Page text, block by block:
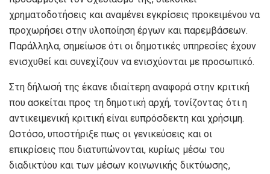
χρηματοδοτήσεις και αναμένει εγκρίσεις προκειμένου να
προχωρήσει στην υλοποίηση έργων και παρεμβάσεων.
Παράλληλα, σημείωσε ότι οι δημοτικές υπηρεσίες έχουν
ενισχυθεί και συνεχίζουν να ενισχύονται με προσωπικό.
Στη δήλωσή της έκανε ιδιαίτερη αναφορά στην κριτική
που ασκείται προς τη δημοτική αρχή, τονίζοντας ότι η
αντικειμενική κριτική είναι ευπρόσδεκτη και χρήσιμη.
Ωστόσο, υποστήριξε πως οι γενικεύσεις και οι
επικρίσεις που διατυπώνονται, κυρίως μέσω του
διαδικτύου και των μέσων κοινωνικής δικτύωσης,